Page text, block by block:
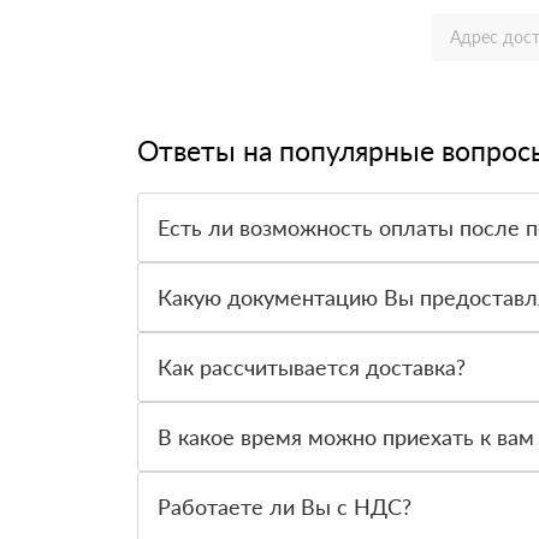
Ответы на популярные
Есть ли возможность оплаты после
вправе от него отказаться.
Какую документацию Вы
Как рассчитывается доставка?
стоимости и сроков доставки, которые
В какое время можно приехать к вам
Работаете ли Вы с НДС?